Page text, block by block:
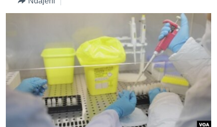
kërkimi
SHKENCË DHE TEKNOLOGJI
SHËNDETËSI
INTERVISTA